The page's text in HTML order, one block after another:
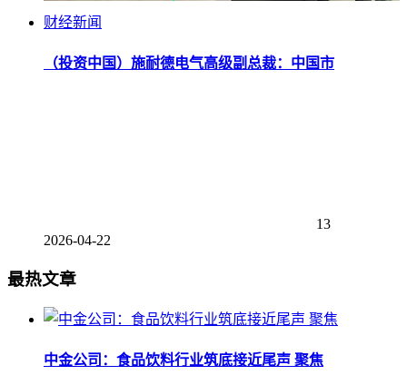
财经新闻
（投资中国）施耐德电气高级副总裁：中国市
13
2026-04-22
最热文章
中金公司：食品饮料行业筑底接近尾声 聚焦